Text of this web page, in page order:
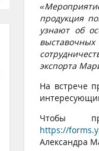
продукция
узнают об
экспорта
На встрече
Чтобы
https://
Александра